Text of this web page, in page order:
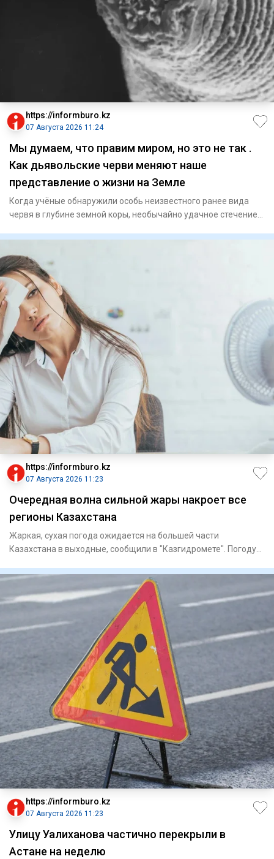
https://informburo.kz
07 Августа 2026 11:24
Мы думаем, что правим миром, но это не так .
Как дьявольские черви меняют наше
представление о жизни на Земле
Когда учёные обнаружили особь неизвестного ранее вида
червя в глубине земной коры, необычайно удачное стечение
https://informburo.kz
07 Августа 2026 11:23
Очередная волна сильной жары накроет все
регионы Казахстана
Жаркая, сухая погода ожидается на большей части
Казахстана в выходные, сообщили в "Казгидромете". Погоду
https://informburo.kz
07 Августа 2026 11:23
Улицу Уалиханова частично перекрыли в
Астане на неделю